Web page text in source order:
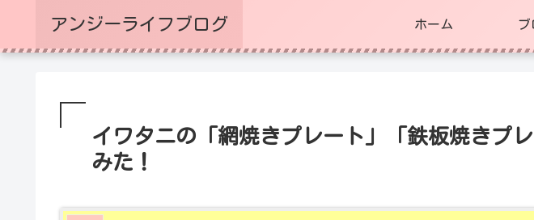
アンジーライフブログ ホーム ブ
イワタニの「網焼きプレート」「鉄板焼きプ
みた！